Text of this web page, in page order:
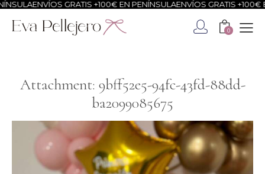
ENVÍOS GRATIS +100€ EN PENÍNSULAENVÍOS GRATIS +100€
0
Attachment: 9bff52e5-94fc-43fd-88dd-
ba2099085675